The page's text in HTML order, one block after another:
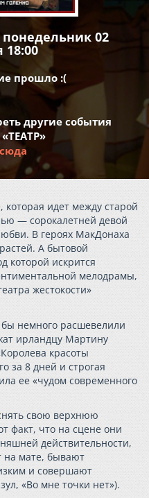
02
18:00
прошло :(
другие события
идет между старой
— сорокалетней девой
В героях МакДонаха
А бытовой
которой искрится
мелодрамы,
жестокости»
немного расшевелили
ирландцу Мартину
красоты
за 8 дней и строгая
ее «чудом современного
свою верхнюю
факт, что на сцене они
действительности,
на мате, бывают
и совершают
«Во мне точки нет»).